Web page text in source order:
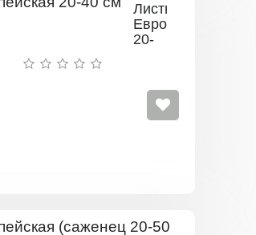
Лиственница
Европейская
20-